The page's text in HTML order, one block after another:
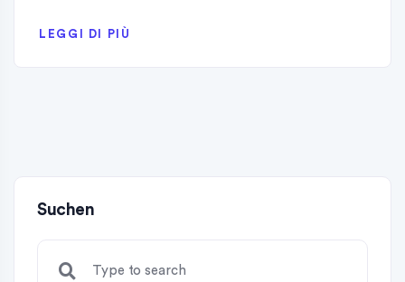
LEGGI DI PIÙ
Suchen